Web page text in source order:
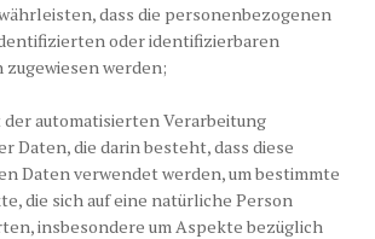
dass die personenbezogenen
oder identifizierbaren
werden;
der automatisierten Verarbeitung
Daten, die darin besteht, dass diese
Daten verwendet werden, um bestimmte
die sich auf eine natürliche Person
insbesondere um Aspekte bezüglich